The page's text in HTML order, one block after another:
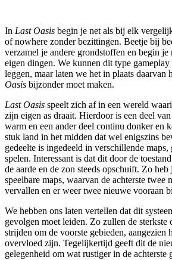
In Last Oasis begin je net als bij elk
of nowhere zonder bezittingen. Beetje bij
verzamel je andere grondstoffen en begin
eigen dingen. We kunnen dit type gameplay
leggen, maar laten we het in plaats daarvan
Oasis bijzonder moet maken.
Last Oasis speelt zich af in een wereld
zijn eigen as draait. Hierdoor is een deel
warm en een ander deel continu donker en
stuk land in het midden dat wel enigszins
gedeelte is ingedeeld in verschillende
spelen. Interessant is dat dit door de
de aarde en de zon steeds opschuift. Zo
speelbare maps, waarvan de achterste twee
vervallen en er weer twee nieuwe vooraan
We hebben ons laten vertellen dat dit
gevolgen moet leiden. Zo zullen de sterkste
strijden om de voorste gebieden, aangezien
overvloed zijn. Tegelijkertijd geeft dit de
gelegenheid om wat rustiger in de achterste